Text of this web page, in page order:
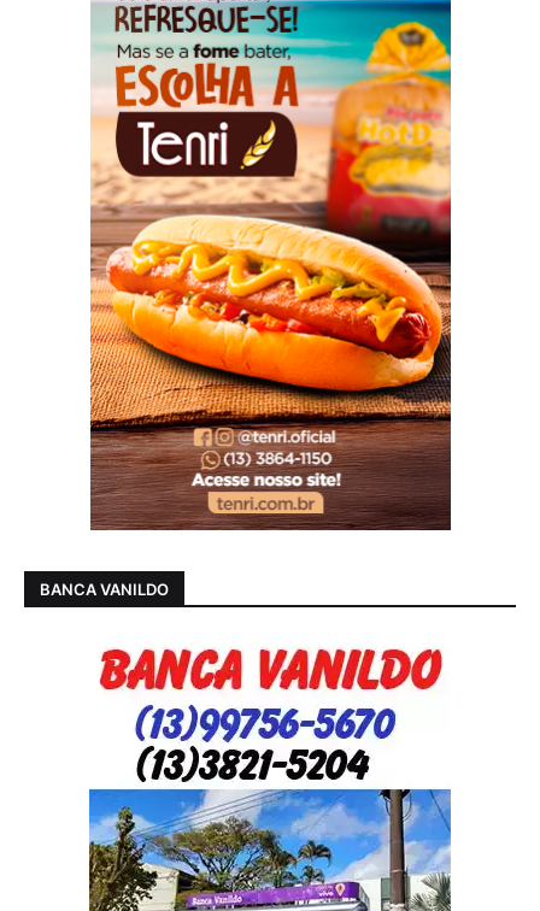
BANCA VANILDO